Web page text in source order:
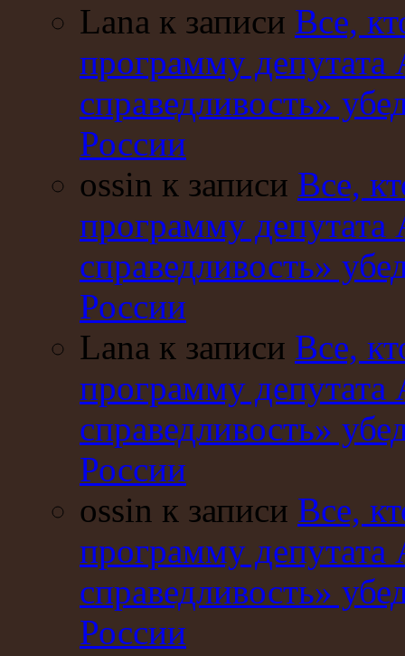
Lana к записи Все,
программу
справедливость»
России
ossin к записи Все,
программу
справедливость»
России
Lana к записи Все,
программу
справедливость»
России
ossin к записи Все,
программу
справедливость»
России